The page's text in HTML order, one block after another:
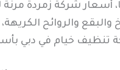
شركة زمردة مرنة
والبقع والروائح
خيام في دبي